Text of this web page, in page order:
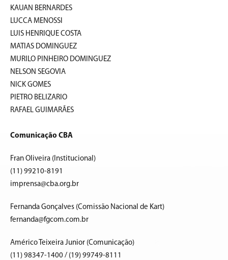
KAUAN BERNARDES
LUCCA MENOSSI
LUIS HENRIQUE COSTA
MATIAS DOMINGUEZ
MURILO PINHEIRO DOMINGUEZ
NELSON SEGOVIA
NICK GOMES
PIETRO BELIZARIO
RAFAEL GUIMARÃES
Comunicação CBA
Fran Oliveira (Institucional)
(11) 99210-8191
imprensa@cba.org.br
Fernanda Gonçalves (Comissão Nacional de Kart)
fernanda@fgcom.com.br
Américo Teixeira Junior (Comunicação)
(11) 98347-1400 / (19) 99749-8111